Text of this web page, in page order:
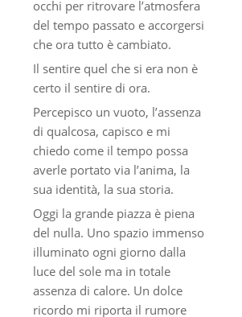
occhi per ritrovare l’atmosfera
del tempo passato e accorgersi
che ora tutto è cambiato.
Il sentire quel che si era non è
certo il sentire di ora.
Percepisco un vuoto, l’assenza
di qualcosa, capisco e mi
chiedo come il tempo possa
averle portato via l’anima, la
sua identità, la sua storia.
Oggi la grande piazza è piena
del nulla. Uno spazio immenso
illuminato ogni giorno dalla
luce del sole ma in totale
assenza di calore. Un dolce
ricordo mi riporta il rumore